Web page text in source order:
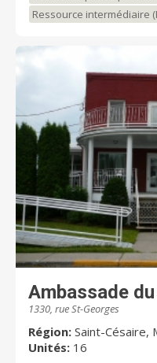
d’autonomie. Nos professionnels qualifiés veilleront
sur vous durant toutes
quiétude est notre
forfaits sont
professionnel de la
besoins et ce, de
à des prix dès plus
choix et types
offerts afin de
Offrez-vous un
Résidences CRP.com
résidences ! Gérard Borel, Directeur général à St-
césaire et Cowansville
Ressource intermédiaire
Ambassade
1330, rue St-Georges
Région: Saint-Césaire,
Unités: 16